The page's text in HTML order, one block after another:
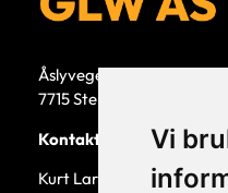
Vi
Åslyvegen 5b
7715 Steinkjer
Kontaktperson
Kurt Larsen, daglig leder.